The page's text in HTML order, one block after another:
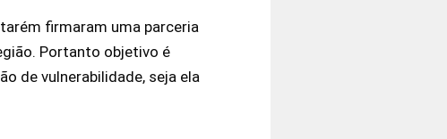
firmaram uma parceria
Portanto objetivo é
de vulnerabilidade, seja ela